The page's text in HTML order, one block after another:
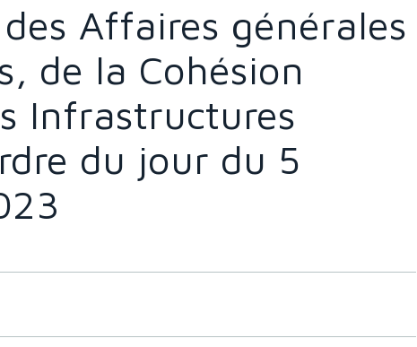
Affaires générales
de la Cohésion
Infrastructures
du jour du 5